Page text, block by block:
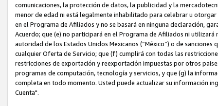
comunicaciones, la protección de datos, la publicidad y la
menor de edad ni está legalmente inhabilitado para celebrar u
en el Programa de Afiliados y no se basará en ninguna declaración,
Acuerdo; que (e) no participará en el Programa de Afiliados ni
autoridad de los Estados Unidos Mexicanos (“México”) o de
cualquier Oferta de Servicio; que (f) cumplirá con todas las
restricciones de exportación y reexportación impuestas por otros
programas de computación, tecnología y servicios, y que (g) la
completa en todo momento. Usted puede actualizar su información
Cuenta".